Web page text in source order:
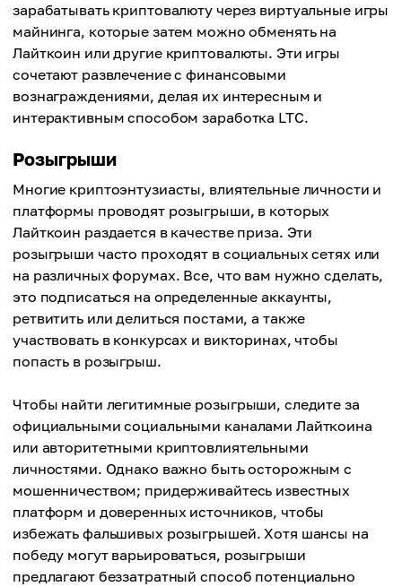
зарабатывать криптовалюту через виртуальные игры
майнинга, которые затем можно обменять на
Лайткоин или другие криптовалюты. Эти игры
сочетают развлечение с финансовыми
вознаграждениями, делая их интересным и
интерактивным способом заработка LTC.
Розыгрыши
Многие криптоэнтузиасты, влиятельные личности и
платформы проводят розыгрыши, в которых
Лайткоин раздается в качестве приза. Эти
розыгрыши часто проходят в социальных сетях или
на различных форумах. Все, что вам нужно сделать,
это подписаться на определенные аккаунты,
ретвитить или делиться постами, а также
участвовать в конкурсах и викторинах, чтобы
попасть в розыгрыш.
Чтобы найти легитимные розыгрыши, следите за
официальными социальными каналами Лайткоина
или авторитетными криптовлиятельными
личностями. Однако важно быть осторожным с
мошенничеством; придерживайтесь известных
платформ и доверенных источников, чтобы
избежать фальшивых розыгрышей. Хотя шансы на
победу могут варьироваться, розыгрыши
предлагают беззатратный способ потенциально